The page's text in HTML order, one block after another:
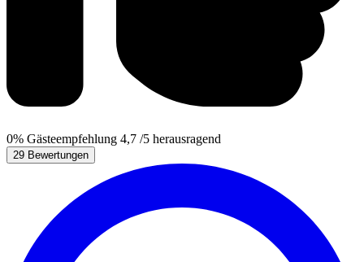
0% Gästeempfehlung 4,7 /5 herausragend
29 Bewertungen